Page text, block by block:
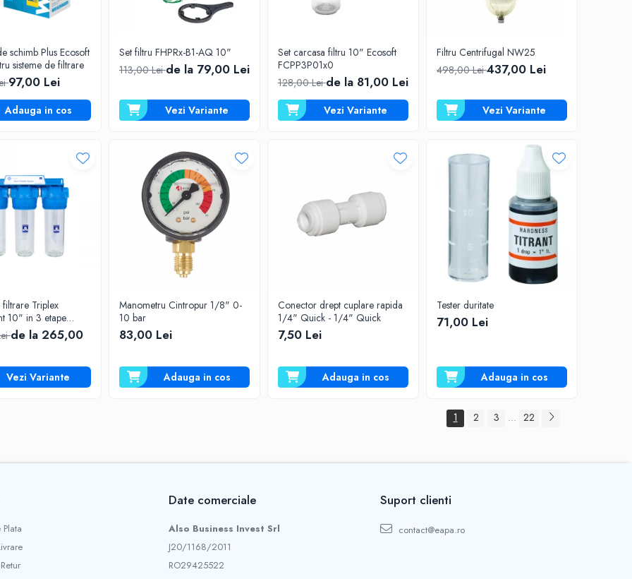
schimb Plus Ecosoft
sisteme de filtrare
97,00 Lei
Adauga in cos
Set filtru FHPRx-B1-AQ 10"
113,00 Leide la 79,00 Lei
Vezi Variante
Set carcasa filtru 10" Ecosoft
FCPP3P01x0
128,00 Leide la 81,00 Lei
Vezi Variante
Filtru Centrifugal NW25
498,00 Lei437,00 Lei
Vezi Variante
filtrare Triplex
10" in 3 etape
3B-TRIPLE
de la 265,00
Vezi Variante
Manometru Cintropur 1/8" 0-
10 bar
83,00 Lei
Adauga in cos
Conector drept cuplare rapida
1/4" Quick - 1/4" Quick
7,50 Lei
Adauga in cos
Tester duritate
71,00 Lei
Adauga in cos
1 2 3 ... 22
Date comerciale
Also Business Invest Srl
J20/1168/2011
RO29425522
Suport clienti
contact@eapa.ro